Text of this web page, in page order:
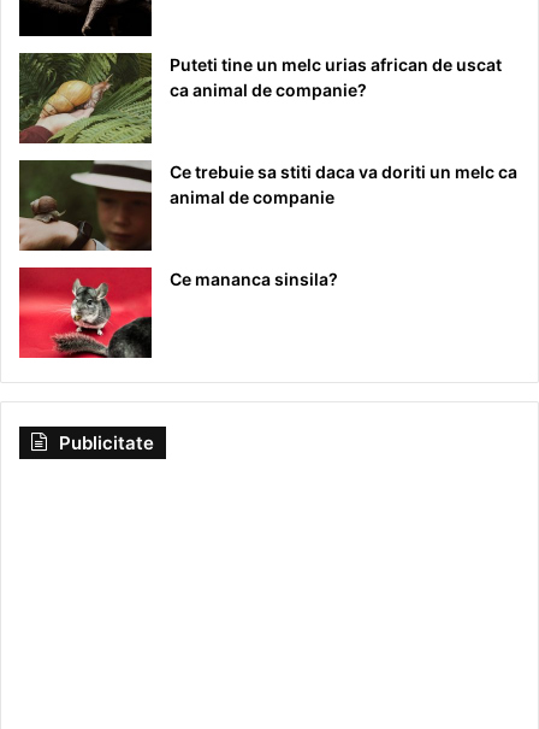
Puteti tine un melc urias african de uscat
ca animal de companie?
Ce trebuie sa stiti daca va doriti un melc ca
animal de companie
Ce mananca sinsila?
Publicitate